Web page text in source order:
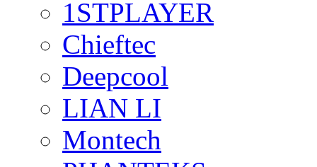
1STPLAYER
Chieftec
Deepcool
LIAN LI
Montech